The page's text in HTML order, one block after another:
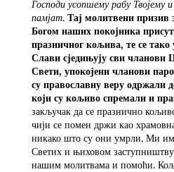
Господи усопшему рабу Твојему
памјат. Тај молитвени призив
Богом наших покојника
празничног кољива, те се тако
Слави сједињују сви чланови
Свети, упокојени чланови
су православну веру одржали
који су кољиво спремали и
закључак да се празнично
чији се помен држи као
никако што су они умрли. Ми
Светих и њиховом
нашим молитвама и помоћи.